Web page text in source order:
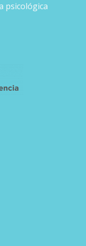
psicológica